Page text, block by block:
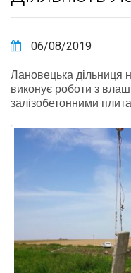
06/08/2019
Лановецька
виконує роботи з
залізобетонними